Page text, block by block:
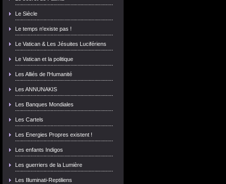
Le Siècle
Le temps n'existe pas !
Le Vatican & Les Jésuites Lucifériens
Le Vatican et la politique
Les Alliés de l'Humanité
Les ANNUNAKIS
Les Banques Mondiales
Les Cartels
Les Energies Propres existent !
Les enfants Indigos
Les guerriers de la Lumière
Les Illuminati-Reptiliens